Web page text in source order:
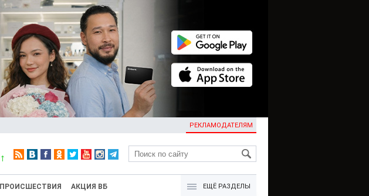
РЕКЛАМОДАТЕЛЯМ
KG
ПРОИСШЕСТВИЯ АКЦИЯ ВБ ЕЩЁ РАЗДЕЛЫ